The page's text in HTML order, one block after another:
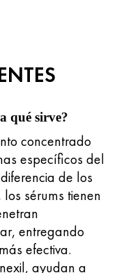
qué sirve?
concentrado
específicos del
de los
sérums tienen
entregando
efectiva.
ayudan a